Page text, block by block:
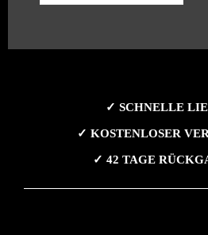
✓ SCHNELLE
✓ KOSTENLOSER
✓ 42 TAGE